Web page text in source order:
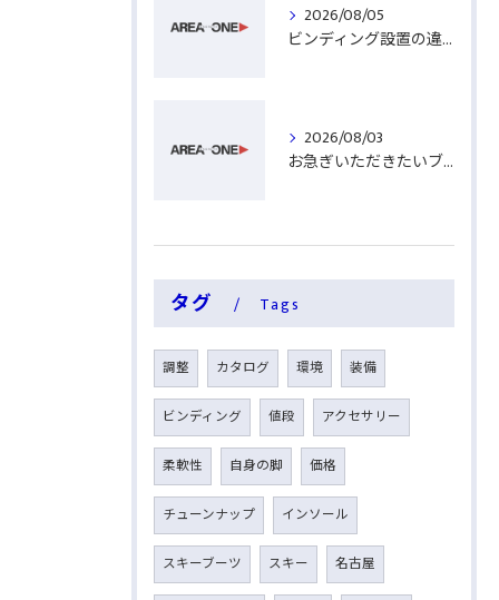
2026/08/05
ビンディング設置の違い
2026/08/03
お急ぎいただきたいブーツ
タグ Tags
調整 カタログ 環境 装備
ビンディング 値段 アクセサリー
柔軟性 自身の脚 価格
チューンナップ インソール
スキーブーツ スキー 名古屋